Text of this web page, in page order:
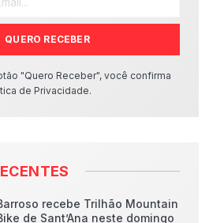
QUERO RECEBER
"Quero Receber", você confirma
de Privacidade.
recebe Trilhão Mountain
de Sant’Ana neste domingo